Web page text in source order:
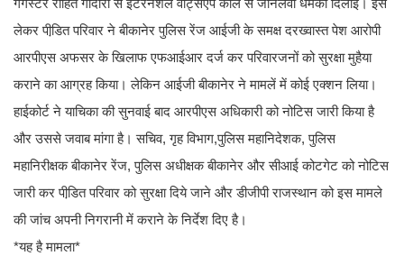
गैंगस्टर रोहित गोदारा से इंटरनेशल वाट्सएप कॉल से जानलेवा धमकी दिलाई। इसे
लेकर पीडि़त परिवार ने बीकानेर पुलिस रेंज आईजी के समक्ष दरख्वास्त पेश आरोपी
आरपीएस अफसर के खिलाफ एफआईआर दर्ज कर परिवारजनों को सुरक्षा मुहैया
कराने का आग्रह किया। लेकिन आईजी बीकानेर ने मामलें में कोई एक्शन लिया।
हाईकोर्ट ने याचिका की सुनवाई बाद आरपीएस अधिकारी को नोटिस जारी किया है
और उससे जवाब मांगा है। सचिव, गृह विभाग,पुलिस महानिदेशक, पुलिस
महानिरीक्षक बीकानेर रेंज, पुलिस अधीक्षक बीकानेर और सीआई कोटगेट को नोटिस
जारी कर पीडि़त परिवार को सुरक्षा दिये जाने और डीजीपी राजस्थान को इस मामले
की जांच अपनी निगरानी में कराने के निर्देश दिए है।
*यह है मामला*